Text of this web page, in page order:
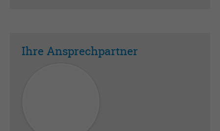
Ihre Ansprechpartner